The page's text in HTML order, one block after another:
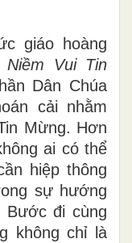
giáo hoàng
Niềm Vui Tin
Dân Chúa
cải nhằm
Mừng. Hơn
ai có thể
hiệp thông
sự hướng
Bước đi cùng
không chỉ là